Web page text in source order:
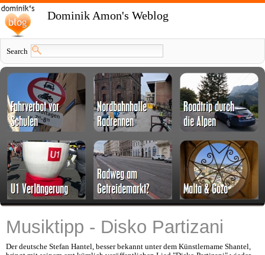
Dominik Amon's Weblog
Search
Musiktipp - Disko Partizani
Der deutsche Stefan Hantel, besser bekannt unter dem Künstlername Shantel,